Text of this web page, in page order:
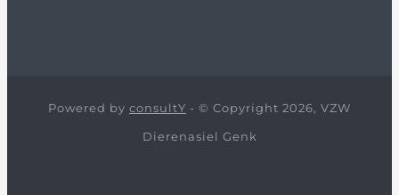
Powered by consultY - © Copyright 2026, VZW
Dierenasiel Genk